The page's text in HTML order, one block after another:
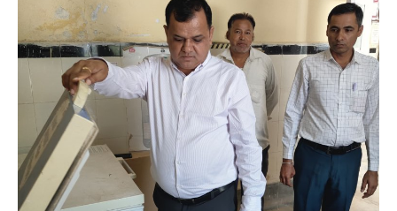
सामाजिक गतिविधि
अपराध